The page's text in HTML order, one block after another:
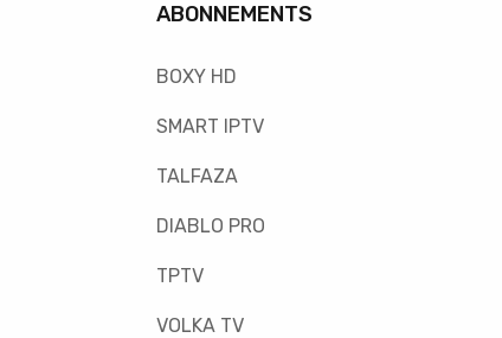
ABONNEMENTS
BOXY HD
SMART IPTV
TALFAZA
DIABLO PRO
TPTV
VOLKA TV